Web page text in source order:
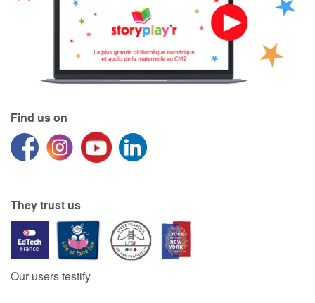
Find us on
They trust us
Our users testify